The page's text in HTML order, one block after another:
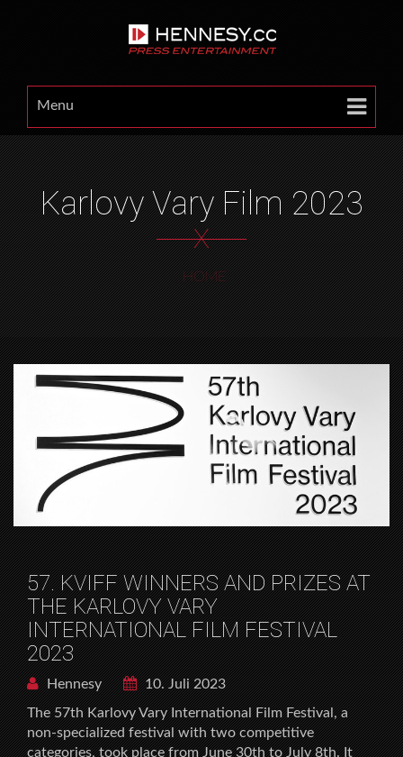
Menu
Karlovy Vary Film 2023
X
HOME
57. KVIFF WINNERS AND PRIZES AT
THE KARLOVY VARY
INTERNATIONAL FILM FESTIVAL
2023
Hennesy
10. Juli 2023
The 57th Karlovy Vary International Film Festival, a
non-specialized festival with two competitive
categories, took place from June 30th to July 8th. It